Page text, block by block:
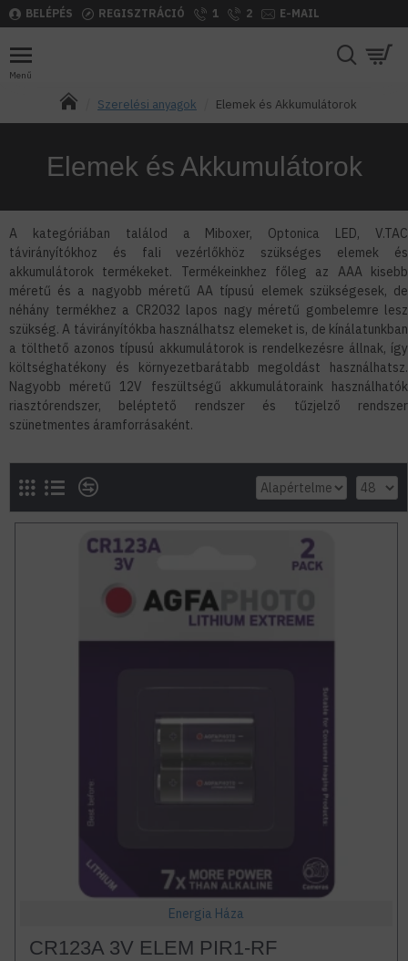
BELÉPÉS REGISZTRÁCIÓ 1 2 E-MAIL
Szerelési anyagok Elemek és Akkumulátorok
Elemek és Akkumulátorok
A kategóriában találod a Miboxer, Optonica LED, V.TAC
távirányítókhoz és fali vezérlőkhöz szükséges elemek és
akkumulátorok termékeket. Termékeinkhez főleg az AAA kisebb
méretű és a nagyobb méretű AA típusú elemek szükségesek, de
néhány termékhez a CR2032 lapos nagy méretű gombelemre lesz
szükség. A távirányítókba használhatsz elemeket is, de kínálatunkban
a tölthető azonos típusú akkumulátorok is rendelkezésre állnak, így
költséghatékony és környezetbarátabb megoldást használhatsz.
Nagyobb méretű 12V feszültségű akkumulátoraink használhatók
riasztórendszer, beléptető rendszer és tűzjelző rendszer
szünetmentes áramforrásaként.
Energia Háza
CR123A 3V ELEM PIR1-RF